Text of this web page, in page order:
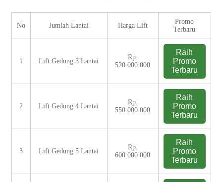
No Jumlah Lantai Harga Lift
Promo
Terbaru
1 Lift Gedung 3 Lantai
Rp.
520.000.000
Raih
Promo
Terbaru
2 Lift Gedung 4 Lantai
Rp.
550.000.000
Raih
Promo
Terbaru
3 Lift Gedung 5 Lantai
Rp.
600.000.000
Raih
Promo
Terbaru